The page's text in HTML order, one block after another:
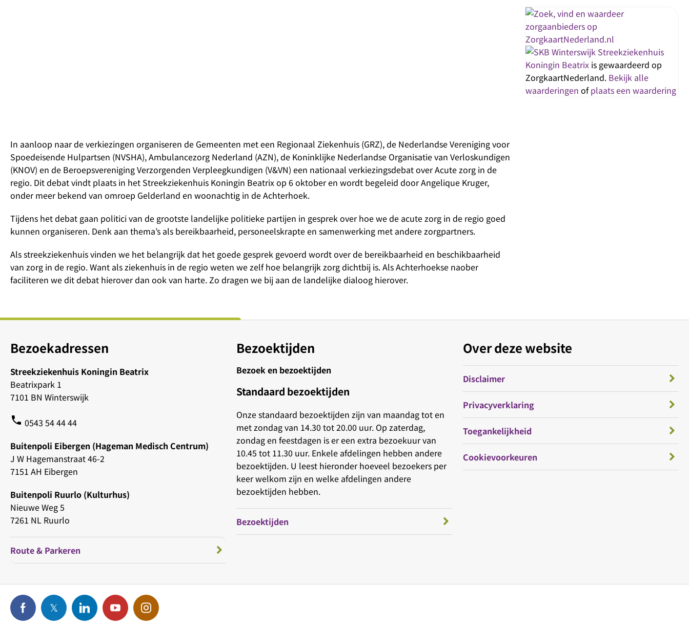
In aanloop naar de verkiezingen organiseren de Gemeenten met een Regionaal Ziekenhuis (GRZ), de Nederlandse Vereniging voor
Spoedeisende Hulpartsen (NVSHA), Ambulancezorg Nederland (AZN), de Koninklijke Nederlandse Organisatie van Verloskundigen
(KNOV) en de Beroepsvereniging Verzorgenden Verpleegkundigen (V&VN) een nationaal verkiezingsdebat over Acute zorg in de
regio. Dit debat vindt plaats in het Streekziekenhuis Koningin Beatrix op 6 oktober en wordt begeleid door Angelique Kruger,
onder meer bekend van omroep Gelderland en woonachtig in de Achterhoek.
Tijdens het debat gaan politici van de grootste landelijke politieke partijen in gesprek over hoe we de acute zorg in de regio goed
kunnen organiseren. Denk aan thema’s als bereikbaarheid, personeelskrapte en samenwerking met andere zorgpartners.
Als streekziekenhuis vinden we het belangrijk dat het goede gesprek gevoerd wordt over de bereikbaarheid en beschikbaarheid
van zorg in de regio. Want als ziekenhuis in de regio weten we zelf hoe belangrijk zorg dichtbij is. Als Achterhoekse naober
faciliteren we dit debat hierover dan ook van harte. Zo dragen we bij aan de landelijke dialoog hierover.
Streekziekenhuis
Koningin Beatrix is gewaardeerd op
ZorgkaartNederland. Bekijk alle
waarderingen ofplaats een waardering
Bezoekadressen
Streekziekenhuis Koningin Beatrix
Beatrixpark 1
7101 BN Winterswijk
phone 0543 54 44 44
Buitenpoli Eibergen (Hageman Medisch Centrum)
J W Hagemanstraat 46-2
7151 AH Eibergen
Buitenpoli Ruurlo (Kulturhus)
Nieuwe Weg 5
7261 NL Ruurlo
Route & Parkeren
Bezoektijden
Bezoek en bezoektijden
Standaard bezoektijden
Onze standaard bezoektijden zijn van maandag tot en
met zondag van 14.30 tot 20.00 uur. Op zaterdag,
zondag en feestdagen is er een extra bezoekuur van
10.45 tot 11.30 uur. Enkele afdelingen hebben andere
bezoektijden. U leest hieronder hoeveel bezoekers per
keer welkom zijn en welke afdelingen andere
bezoektijden hebben.
Bezoektijden
Over deze website
Disclaimer
Privacyverklaring
Toegankelijkheid
Cookievoorkeuren